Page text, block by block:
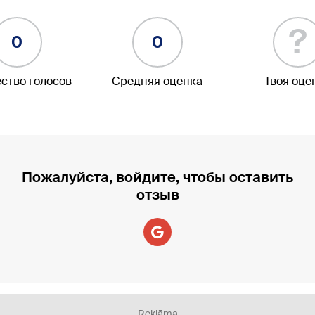
0
голосов
0
Средняя оценка
?
Твоя
Пожалуйста, войдите, чтобы оставить
отзыв